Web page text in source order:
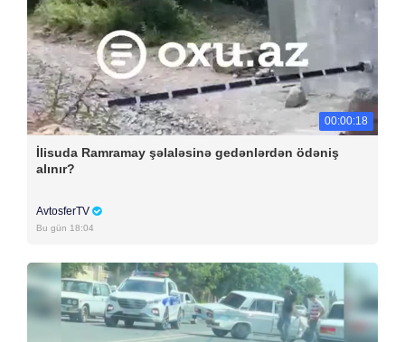
00:00:18
İlisuda Ramramay şəlaləsinə gedənlərdən ödəniş
alınır?
AvtosferTV
Bu gün 18:04